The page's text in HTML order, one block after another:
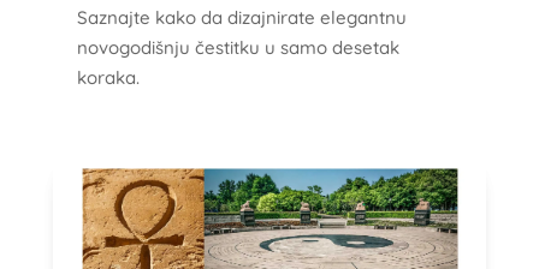
Saznajte kako da dizajnirate elegantnu
novogodišnju čestitku u samo desetak
koraka.